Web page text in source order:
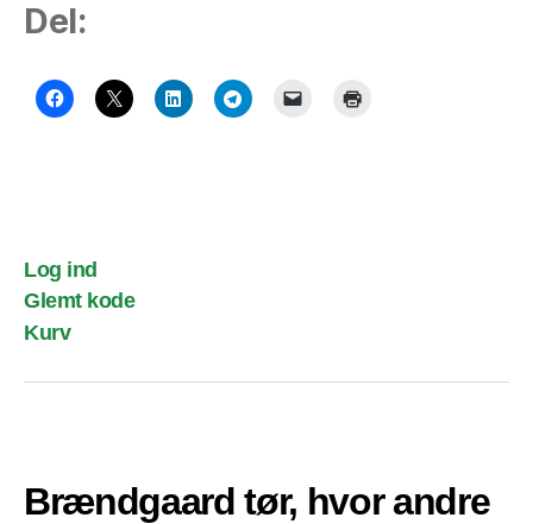
Del:
Log ind
Glemt kode
Kurv
Brændgaard tør, hvor andre